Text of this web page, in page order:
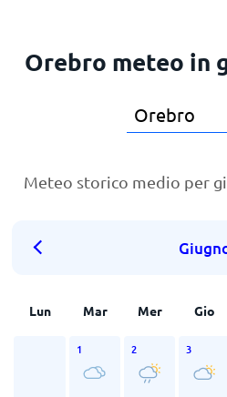
Orebro meteo in
Meteo storico medio per
Lun Mar Mer Gio
1 2 3